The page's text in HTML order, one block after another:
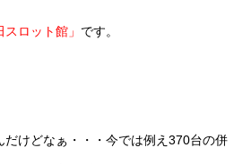
スロット館」 です。
だけどなぁ・・・今では例え370台の併